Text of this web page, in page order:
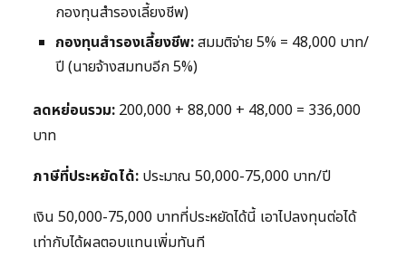
กองทุนสำรองเลี้ยงชีพ)
กองทุนสำรองเลี้ยงชีพ:สมมติจ่าย 5% = 48,000 บาท/
ปี (นายจ้างสมทบอีก 5%)
ลดหย่อนรวม: 200,000 + 88,000 + 48,000 = 336,000
บาท
ภาษีที่ประหยัดได้: ประมาณ 50,000-75,000 บาท/ปี
เงิน 50,000-75,000 บาทที่ประหยัดได้นี้ เอาไปลงทุนต่อได้
เท่ากับได้ผลตอบแทนเพิ่มทันที